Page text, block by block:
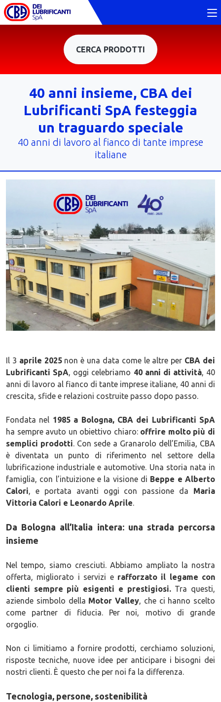
CERCA PRODOTTI
40 anni insieme, CBA dei
Lubrificanti SpA festeggia
un traguardo speciale
40 anni di lavoro al fianco di tante imprese
italiane
Il 3 aprile 2025non è una data come le altre per CBA dei
Lubrificanti SpA, oggi celebriamo 40 anni di attività, 40
anni di lavoro al fianco di tante imprese italiane, 40 anni di
crescita, sfide e relazioni costruite passo dopo passo.
Fondata nel 1985 a Bologna, CBA dei Lubrificanti SpA
ha sempre avuto un obiettivo chiaro: offrire molto più di
semplici prodotti. Con sede a Granarolo dell’Emilia, CBA
è diventata un punto di riferimento nel settore della
lubrificazione industriale e automotive. Una storia nata in
famiglia, con l’intuizione e la visione di Beppe e Alberto
Calori, e portata avanti oggi con passione da Maria
Vittoria Calori e Leonardo Aprile.
Da Bologna all’Italia intera: una strada percorsa
insieme
Nel tempo, siamo cresciuti. Abbiamo ampliato la nostra
offerta, migliorato i servizi e rafforzato il legame con
clienti sempre più esigenti e prestigiosi.Tra questi,
aziende simbolo della Motor Valley, che ci hanno scelto
come partner di fiducia. Per noi, motivo di grande
orgoglio.
Non ci limitiamo a fornire prodotti, cerchiamo soluzioni,
risposte tecniche, nuove idee per anticipare i bisogni dei
nostri clienti. È questo che per noi fa la differenza.
Tecnologia, persone, sostenibilità